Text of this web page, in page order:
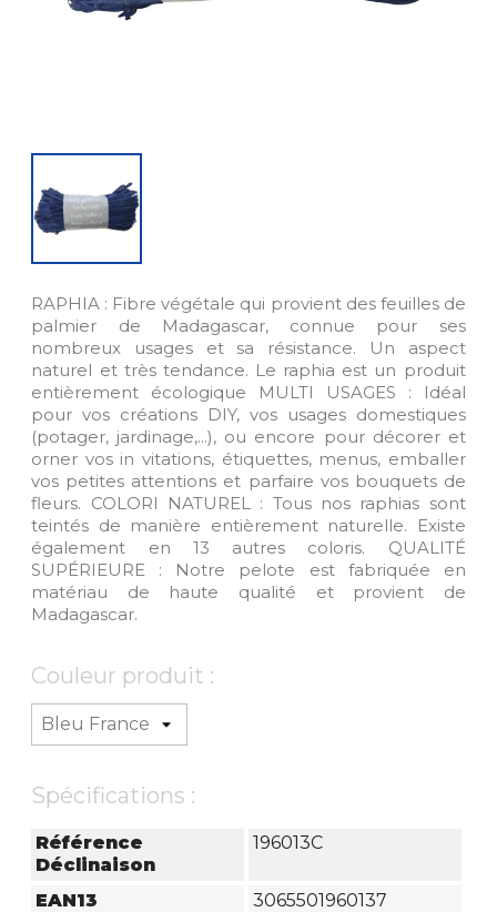
RAPHIA : Fibre végétale qui provient des feuilles de
palmier de Madagascar, connue pour ses
nombreux usages et sa résistance. Un aspect
naturel et très tendance. Le raphia est un produit
entièrement écologique MULTI USAGES : Idéal
pour vos créations DIY, vos usages domestiques
(potager, jardinage,...), ou encore pour décorer et
orner vos in vitations, étiquettes, menus, emballer
vos petites attentions et parfaire vos bouquets de
fleurs. COLORI NATUREL : Tous nos raphias sont
teintés de manière entièrement naturelle. Existe
également en 13 autres coloris. QUALITÉ
SUPÉRIEURE : Notre pelote est fabriquée en
matériau de haute qualité et provient de
Madagascar.
Couleur produit :
Spécifications :
Référence
Déclinaison
196013C
EAN13
3065501960137